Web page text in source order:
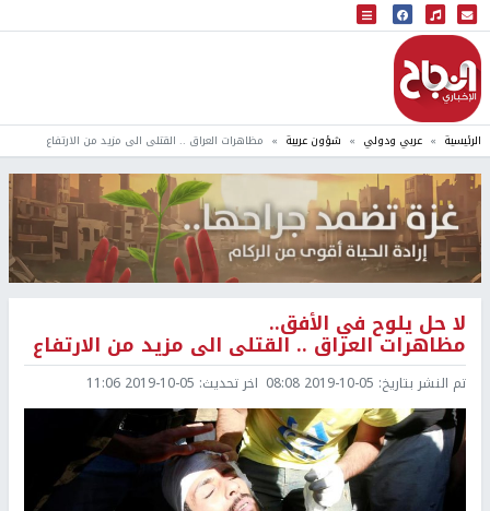
البث المباشر
إذاعة النجاح
الرئيسية عربي ودولي شؤون عربية مظاهرات العراق .. القتلى الى مزيد من الارتفاع
لا حل يلوح في الأفق..
مظاهرات العراق .. القتلى الى مزيد من الارتفاع
تم النشر بتاريخ: 2019-10-05 08:08 اخر تحديث: 2019-10-05 11:06